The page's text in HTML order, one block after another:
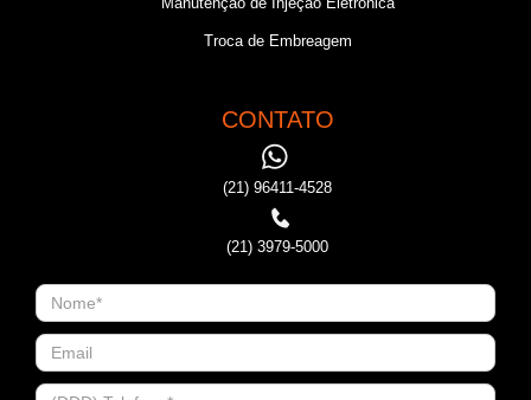
Troca de Embreagem
CONTATO
(21) 96411-4528
(21) 3979-5000